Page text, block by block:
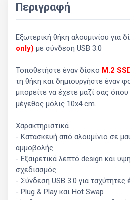
Περιγραφή
Εξωτερική θήκη αλουμινίου για
only) με σύνδεση USB 3.0
Τοποθετήστε έναν δίσκο M.2
τη θήκη και δημιουργήστε έναν
μπορείτε να έχετε μαζί σας
μέγεθος μόλις 10x4 cm.
Χαρακτηριστικά
- Κατασκευή από αλουμίνιο σε
αμμοβολής
- Εξαιρετικά λεπτό design και
σχεδιασμός
- Σύνδεση USB 3.0 για
- Plug & Play και Hot Swap